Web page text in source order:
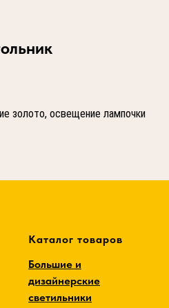
золото, освещение лампочки
Каталог товаров
Большие и
дизайнерские
светильники